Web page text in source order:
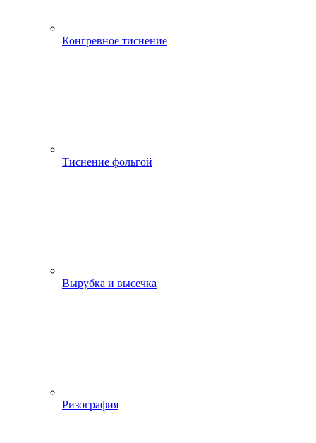
Конгревное тиснение
Тиснение фольгой
Вырубка и высечка
Ризография